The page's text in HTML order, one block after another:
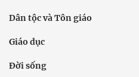
Dân tộc và Tôn giáo
Giáo dục
Đời sống